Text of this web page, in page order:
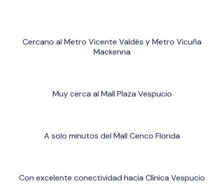
Cercano al Metro Vicente Valdés y Metro Vicuña
Mackenna
Muy cerca al Mall Plaza Vespucio
A solo minutos del Mall Cenco Florida
Con excelente conectividad hacia Clínica Vespucio